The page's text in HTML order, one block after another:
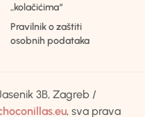
„kolačićima“
Pravilnik o zaštiti
osobnih podataka
3B, Zagreb /
, sva prava